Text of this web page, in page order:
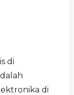
di
di